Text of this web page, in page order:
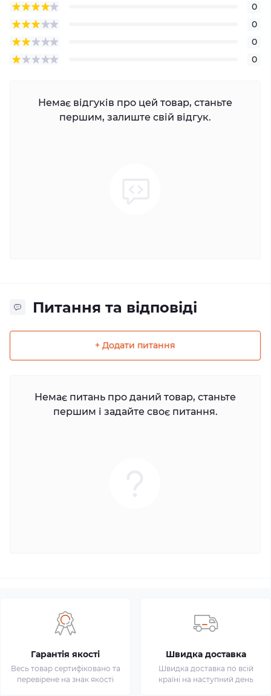
0
0
0
0
Немає відгуків про цей товар, станьте
першим, залиште свій відгук.
Питання та відповіді
+ Додати питання
Немає питань про даний товар, станьте
першим і задайте своє питання.
Гарантія якості
Весь товар сертифіковано та
перевірене на знак якості
Швидка доставка
Швидка доставка по всій
країні на наступний день